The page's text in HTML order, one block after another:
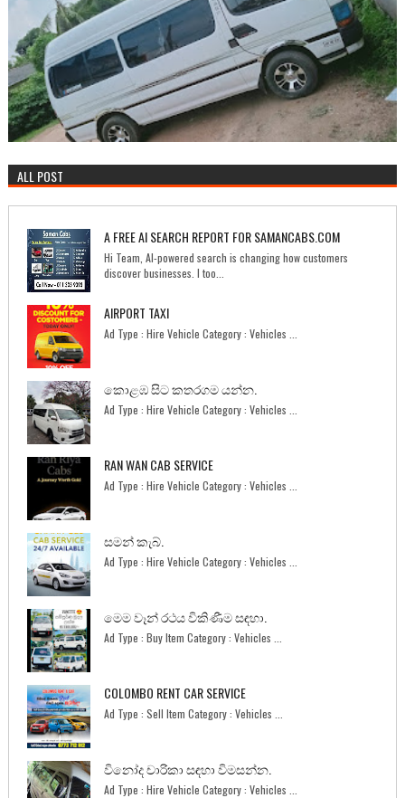
ALL POST
A FREE AI SEARCH REPORT FOR SAMANCABS.COM
Hi Team, AI-powered search is changing how customers
discover businesses. I too...
AIRPORT TAXI
Ad Type : Hire Vehicle Category : Vehicles ...
කොළඹ සිට කතරගම යන්න.
Ad Type : Hire Vehicle Category : Vehicles ...
RAN WAN CAB SERVICE
Ad Type : Hire Vehicle Category : Vehicles ...
සමන් කැබ්.
Ad Type : Hire Vehicle Category : Vehicles ...
මෙම වෑන් රථය විකිණීම සඳහා.
Ad Type : Buy Item Category : Vehicles ...
COLOMBO RENT CAR SERVICE
Ad Type : Sell Item Category : Vehicles ...
විනෝද චාරිකා සඳහා විමසන්න.
Ad Type : Hire Vehicle Category : Vehicles ...